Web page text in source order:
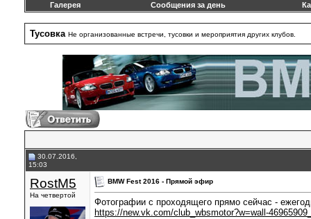
Галерея Сообщения за день
Тусовка Не организованные встречи, тусовки и мероприятия других клубов.
30.07.2016,
15:03
RostM5
На четвертой
BMW Fest 2016 - Прямой эфир
Фотографии с проходящего прямо сейчас -
https://new.vk.com/club_wbsmotor?w=wall-